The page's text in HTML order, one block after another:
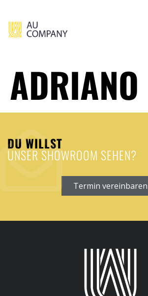
ADRIANO
DU WILLST
UNSER SHOWROOM SEHEN?
Termin vereinbaren